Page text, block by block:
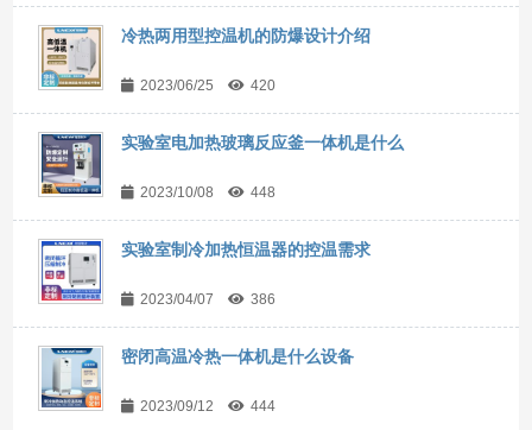
冷热两用型控温机的防爆设计介绍
2023/06/25 420
实验室电加热玻璃反应釜一体机是什么
2023/10/08 448
实验室制冷加热恒温器的控温需求
2023/04/07 386
密闭高温冷热一体机是什么设备
2023/09/12 444